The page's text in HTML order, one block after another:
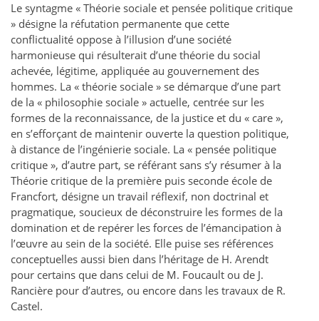
Le syntagme « Théorie sociale et pensée politique critique
» désigne la réfutation permanente que cette
conflictualité oppose à l’illusion d’une société
harmonieuse qui résulterait d’une théorie du social
achevée, légitime, appliquée au gouvernement des
hommes. La « théorie sociale » se démarque d’une part
de la « philosophie sociale » actuelle, centrée sur les
formes de la reconnaissance, de la justice et du « care »,
en s’efforçant de maintenir ouverte la question politique,
à distance de l’ingénierie sociale. La « pensée politique
critique », d’autre part, se référant sans s’y résumer à la
Théorie critique de la première puis seconde école de
Francfort, désigne un travail réflexif, non doctrinal et
pragmatique, soucieux de déconstruire les formes de la
domination et de repérer les forces de l’émancipation à
l’œuvre au sein de la société. Elle puise ses références
conceptuelles aussi bien dans l’héritage de H. Arendt
pour certains que dans celui de M. Foucault ou de J.
Rancière pour d’autres, ou encore dans les travaux de R.
Castel.